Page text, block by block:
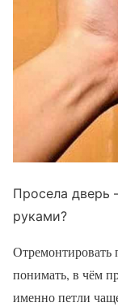
Просела дверь
руками?
Отремонтировать
понимать, в чём
именно петли